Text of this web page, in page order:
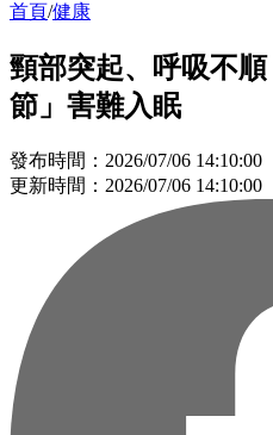
首頁/健康
頸部突起、呼吸不
節」害難入眠
發布時間：2026/07/06 14:10:00
更新時間：2026/07/06 14:10:00